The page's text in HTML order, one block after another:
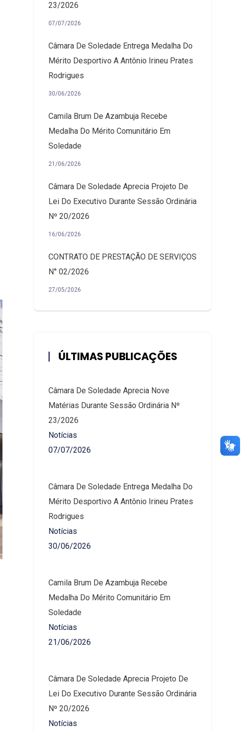
23/2026
07/07/2026
Câmara De Soledade Entrega Medalha Do
Mérito Desportivo A Antônio Irineu Prates
Rodrigues
30/06/2026
Camila Brum De Azambuja Recebe
Medalha Do Mérito Comunitário Em
Soledade
21/06/2026
Câmara De Soledade Aprecia Projeto De
Lei Do Executivo Durante Sessão Ordinária
Nº 20/2026
16/06/2026
CONTRATO DE PRESTAÇÃO DE SERVIÇOS
N° 02/2026
27/05/2026
ÚLTIMAS PUBLICAÇÕES
Câmara De Soledade Aprecia Nove
Matérias Durante Sessão Ordinária Nº
23/2026
Notícias
07/07/2026
Câmara De Soledade Entrega Medalha Do
Mérito Desportivo A Antônio Irineu Prates
Rodrigues
Notícias
30/06/2026
Camila Brum De Azambuja Recebe
Medalha Do Mérito Comunitário Em
Soledade
Notícias
21/06/2026
Câmara De Soledade Aprecia Projeto De
Lei Do Executivo Durante Sessão Ordinária
Nº 20/2026
Notícias